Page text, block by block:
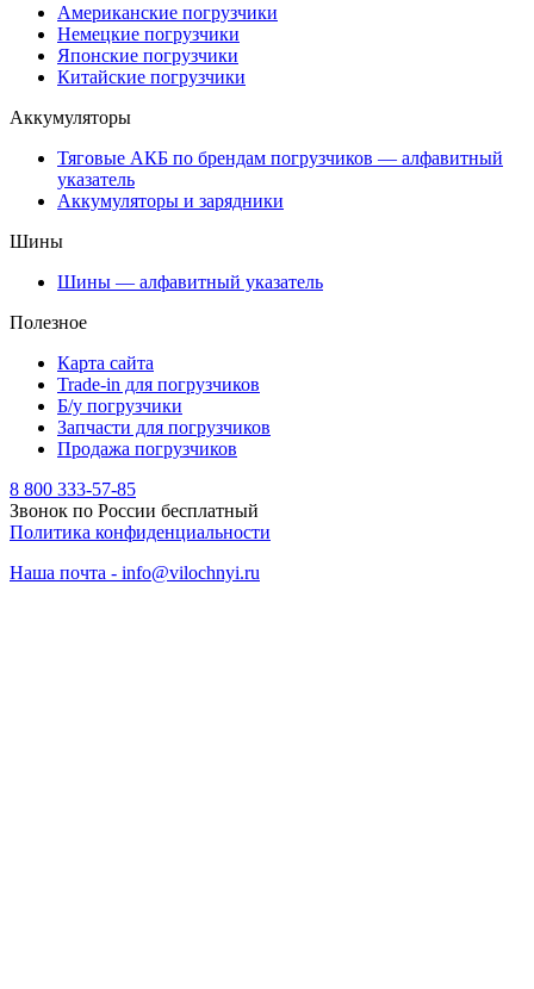
Американские погрузчики
Немецкие погрузчики
Японские погрузчики
Китайские погрузчики
Аккумуляторы
Тяговые АКБ по брендам погрузчиков — алфавитный
указатель
Аккумуляторы и зарядники
Шины
Шины — алфавитный указатель
Полезное
Карта сайта
Trade-in для погрузчиков
Б/у погрузчики
Запчасти для погрузчиков
Продажа погрузчиков
8 800 333-57-85
Звонок по России бесплатный
Политика конфиденциальности
Наша почта - info@vilochnyi.ru